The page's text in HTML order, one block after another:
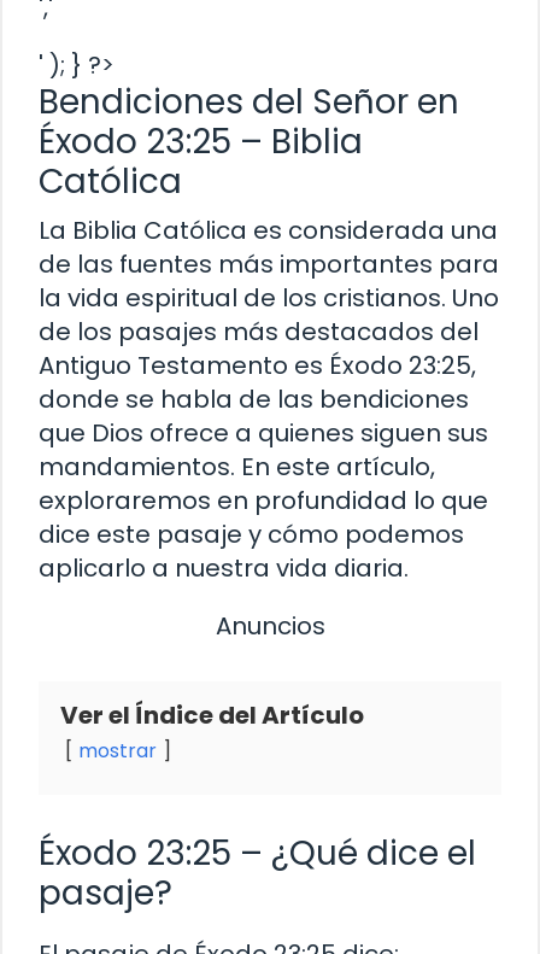
' ); } ?>
Bendiciones del Señor en
Éxodo 23:25 – Biblia
Católica
La Biblia Católica es considerada una
de las fuentes más importantes para
la vida espiritual de los cristianos. Uno
de los pasajes más destacados del
Antiguo Testamento es Éxodo 23:25,
donde se habla de las bendiciones
que Dios ofrece a quienes siguen sus
mandamientos. En este artículo,
exploraremos en profundidad lo que
dice este pasaje y cómo podemos
aplicarlo a nuestra vida diaria.
Anuncios
Ver el Índice del Artículo
mostrar
Éxodo 23:25 – ¿Qué dice el
pasaje?